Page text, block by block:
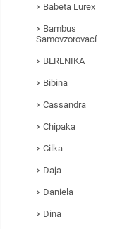
Babeta Lurex
Bambus
Samovzorovací
BERENIKA
Bibina
Cassandra
Chipaka
Cilka
Daja
Daniela
Dina